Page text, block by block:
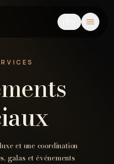
et une coordination
galas et événements